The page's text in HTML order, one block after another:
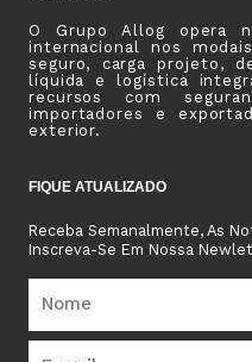
O Grupo Allog opera
internacional nos
seguro, carga projeto,
líquida e logística
recursos com
importadores e
exterior.
FIQUE ATUALIZADO
Receba Semanalmente, As
Inscreva-Se Em Nossa